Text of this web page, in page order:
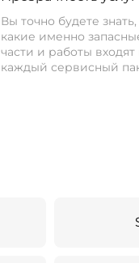
Вы точно будете знать,
какие именно
части и работы входят
каждый сервисный